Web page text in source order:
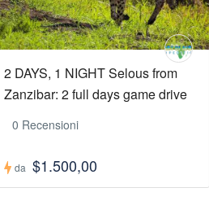
2 DAYS, 1 NIGHT Selous from
Zanzibar: 2 full days game drive
0 Recensioni
da $1.500,00